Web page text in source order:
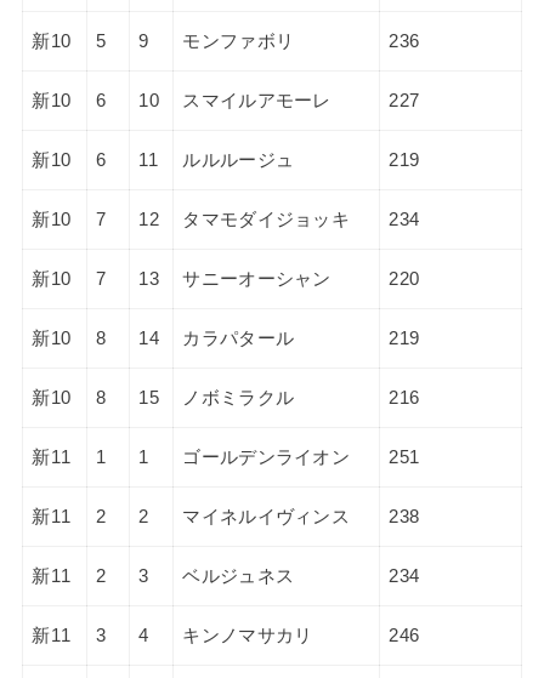
新10 5 9 モンファボリ 236
新10 6 10 スマイルアモーレ 227
新10 6 11 ルルルージュ 219
新10 7 12 タマモダイジョッキ 234
新10 7 13 サニーオーシャン 220
新10 8 14 カラパタール 219
新10 8 15 ノボミラクル 216
新11 1 1 ゴールデンライオン 251
新11 2 2 マイネルイヴィンス 238
新11 2 3 ベルジュネス 234
新11 3 4 キンノマサカリ 246